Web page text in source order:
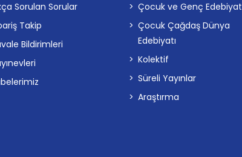
Sorulan Sorular
Takip
Bildirimleri
Çocuk ve Genç Edebiyat
Çocuk Çağdaş Dünya
Edebiyatı
Kolektif
Süreli Yayınlar
Araştırma